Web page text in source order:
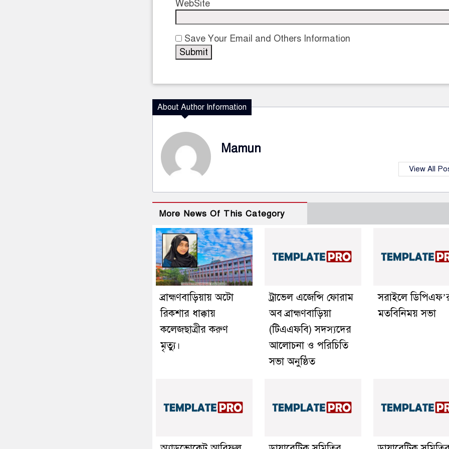
WebSite
Save Your Email and Others Information
About Author Information
Mamun
View All
More News Of This Category
ব্রাহ্মণবাড়িয়ায় অটো
রিকশার ধাক্কায়
কলেজছাত্রীর করুণ
মৃত্যু।
ট্রাভেল এজেন্সি ফোরাম
অব ব্রাহ্মণবাড়িয়া
(টিএএফবি) সদস্যদের
আলোচনা ও পরিচিতি
সভা অনুষ্ঠিত
সরাইলে
মতবিনিময় সভা